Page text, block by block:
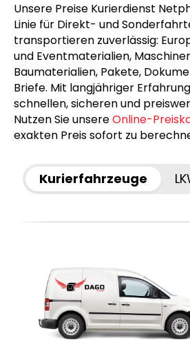
Unsere Preise Kurierdienst
Linie für Direkt- und
transportieren zuverlässig:
und Eventmaterialien,
Baumaterialien, Pakete,
Briefe. Mit langjähriger
schnellen, sicheren und
Nutzen Sie unsereOnline-
exakten Preis sofort zu
Kurierfahrzeuge